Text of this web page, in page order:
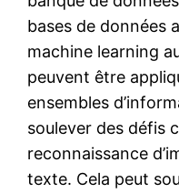
bases de données
machine learning
peuvent être
ensembles
soulever des défis
reconnaissance
texte. Cela peut